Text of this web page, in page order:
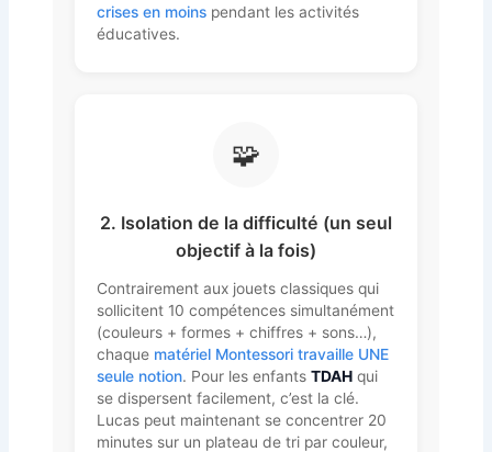
crises en moinspendant les activités
éducatives.
🧩
2. Isolation de la difficulté (un seul
objectif à la fois)
Contrairement aux jouets classiques qui
sollicitent 10 compétences simultanément
(couleurs + formes + chiffres + sons…),
chaque matériel Montessori travaille UNE
seule notion. Pour les enfants TDAHqui
se dispersent facilement, c’est la clé.
Lucas peut maintenant se concentrer 20
minutes sur un plateau de tri par couleur,